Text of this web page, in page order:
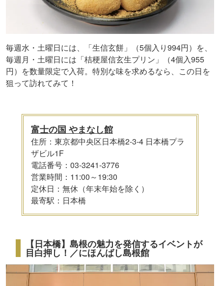
毎週水・土曜日には、「生信玄餅」（5個入り994円）を、
毎週月・土曜日には「桔梗屋信玄生プリン」（4個入955
円）を数量限定で入荷。特別な味を求めるなら、この日を
狙って訪れてみて！
富士の国 やまなし館
住所：東京都中央区日本橋2-3-4 日本橋プラ
ザビル1F
電話番号：03-3241-3776
営業時間：11:00～19:30
定休日：無休（年末年始を除く）
最寄駅：日本橋
【日本橋】島根の魅力を発信するイベントが
目白押し！／にほんばし島根館